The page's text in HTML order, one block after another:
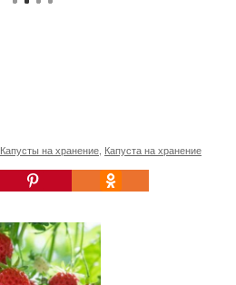
Капусты на хранение Капуста на хранение